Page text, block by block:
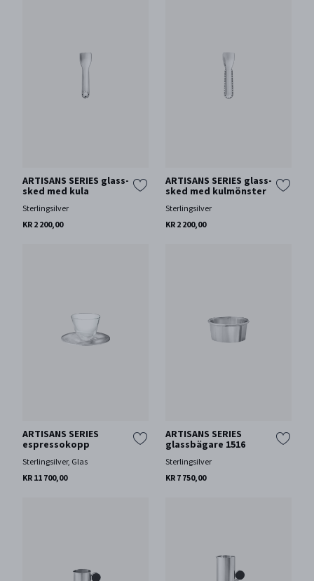
ARTISANS SERIES glass-
sked med kula
Sterlingsilver
KR 2 200,00
ARTISANS SERIES glass-
sked med kulmönster
Sterlingsilver
KR 2 200,00
ARTISANS SERIES
espressokopp
Sterlingsilver, Glas
KR 11 700,00
ARTISANS SERIES
glassbägare 1516
Sterlingsilver
KR 7 750,00